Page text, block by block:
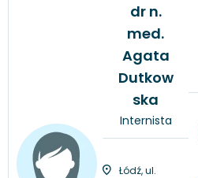
dr n.
med.
Agata
Dutkow
ska
Internista
Łódź, ul.